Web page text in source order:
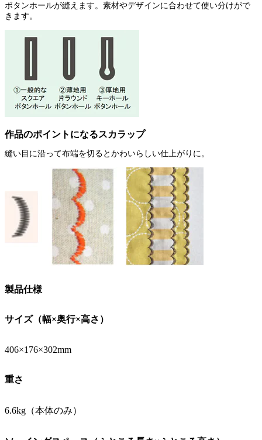
ボタンホールが縫えます。素材やデザインに合わせて使い分けがで
きます。
作品のポイントになるスカラップ
縫い目に沿って布端を切るとかわいらしい仕上がりに。
製品仕様
サイズ（幅×奥行×高さ）
406×176×302mm
重さ
6.6kg（本体のみ）